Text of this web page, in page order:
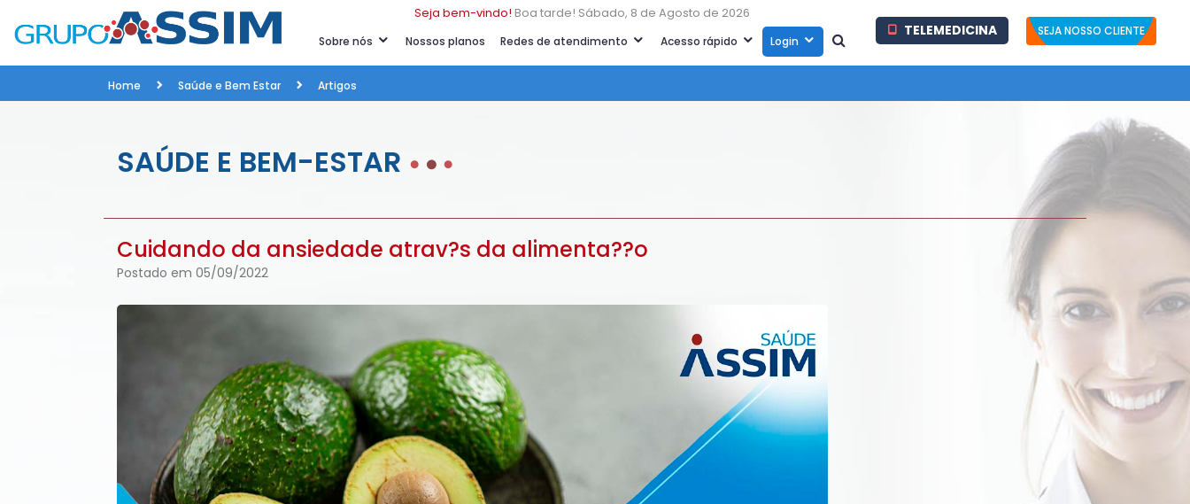
Seja bem-vindo! Boa tarde! Sábado, 8 de Agosto de 2026
Sobre nós Nossos planos Redes de atendimento Acesso rápido Login
TELEMEDICINA SEJA NOSSO CLIENTE
Home Saúde e Bem Estar Artigos
SAÚDE E BEM-ESTAR
Cuidando da ansiedade atrav?s da alimenta??o
Postado em 05/09/2022